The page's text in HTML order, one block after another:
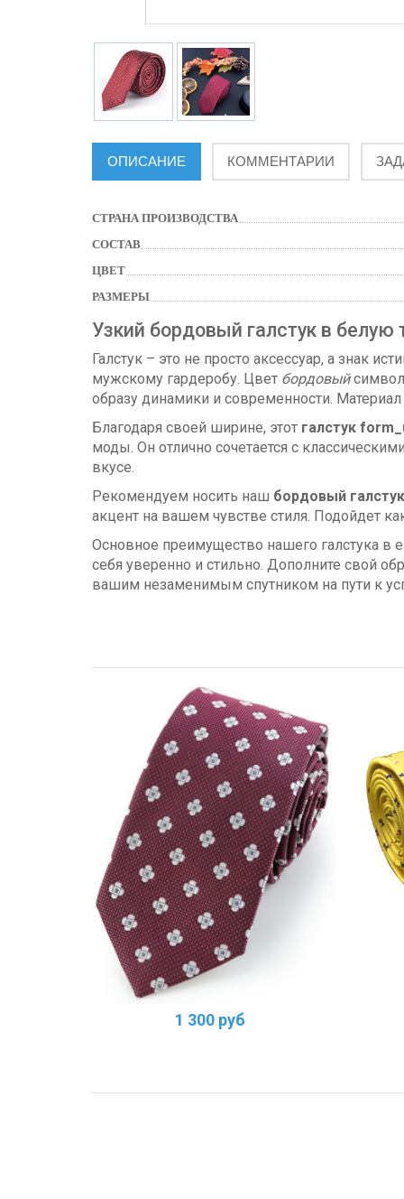
ОПИСАНИЕ КОММЕНТАРИИ
СТРАНА ПРОИЗВОДСТВА
СОСТАВ
ЦВЕТ
РАЗМЕРЫ
Узкий бордовый галстук в
Галстук – это не просто аксессуар, а знак
мужскому гардеробу. Цвет бордовый
образу динамики и современности. Материал
Благодаря своей ширине, этот галстук
моды. Он отлично сочетается с
вкусе.
Рекомендуем носить наш бордовый
акцент на вашем чувстве стиля. Подойдет
Основное преимущество нашего галстука в
себя уверенно и стильно. Дополните свой
вашим незаменимым спутником на пути к
1 300 руб